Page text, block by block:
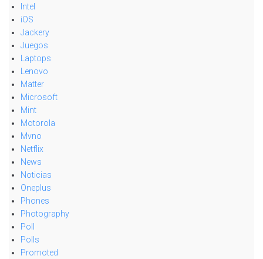
Intel
iOS
Jackery
Juegos
Laptops
Lenovo
Matter
Microsoft
Mint
Motorola
Mvno
Netflix
News
Noticias
Oneplus
Phones
Photography
Poll
Polls
Promoted